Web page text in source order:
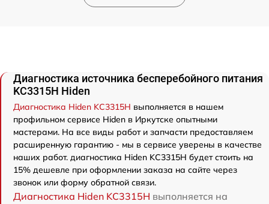
Диагностика источника бесперебойного питания
KC3315H Hiden
Диагностика Hiden KC3315H выполняется в нашем
профильном сервисе Hiden в Иркутске опытными
мастерами. На все виды работ и запчасти предоставляем
расширенную гарантию - мы в сервисе уверены в качестве
наших работ. диагностика Hiden KC3315H будет стоить на
15% дешевле при оформлении заказа на сайте через
звонок или форму обратной связи.
Диагностика Hiden KC3315H выполняется на